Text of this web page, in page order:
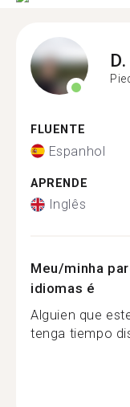
D.
FLUENTE
Espanhol
APRENDE
Inglês
Meu/minha
idiomas é
Alguien que
tenga tiempo